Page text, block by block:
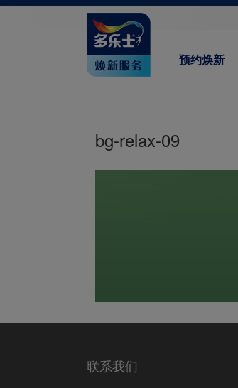
预约焕新
bg-relax-09
联系我们